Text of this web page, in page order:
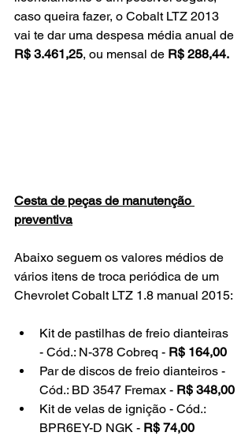
caso queira fazer, o Cobalt LTZ 2013
vai te dar uma despesa média anual de
R$ 3.461,25, ou mensal de R$ 288,44.
Cesta de peças de manutenção
preventiva
Abaixo seguem os valores médios de
vários itens de troca periódica de um
Chevrolet Cobalt LTZ 1.8 manual 2015:
Kit de pastilhas de freio dianteiras
- Cód.: N-378 Cobreq - R$ 164,00
Par de discos de freio dianteiros -
Cód.: BD 3547 Fremax - R$ 348,00
Kit de velas de ignição - Cód.:
BPR6EY-D NGK - R$ 74,00